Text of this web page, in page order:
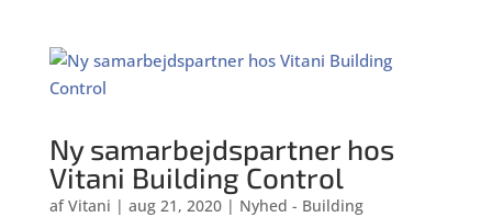
Ny samarbejdspartner hos
Vitani Building Control
afVitani | aug 21, 2020| Nyhed - Building